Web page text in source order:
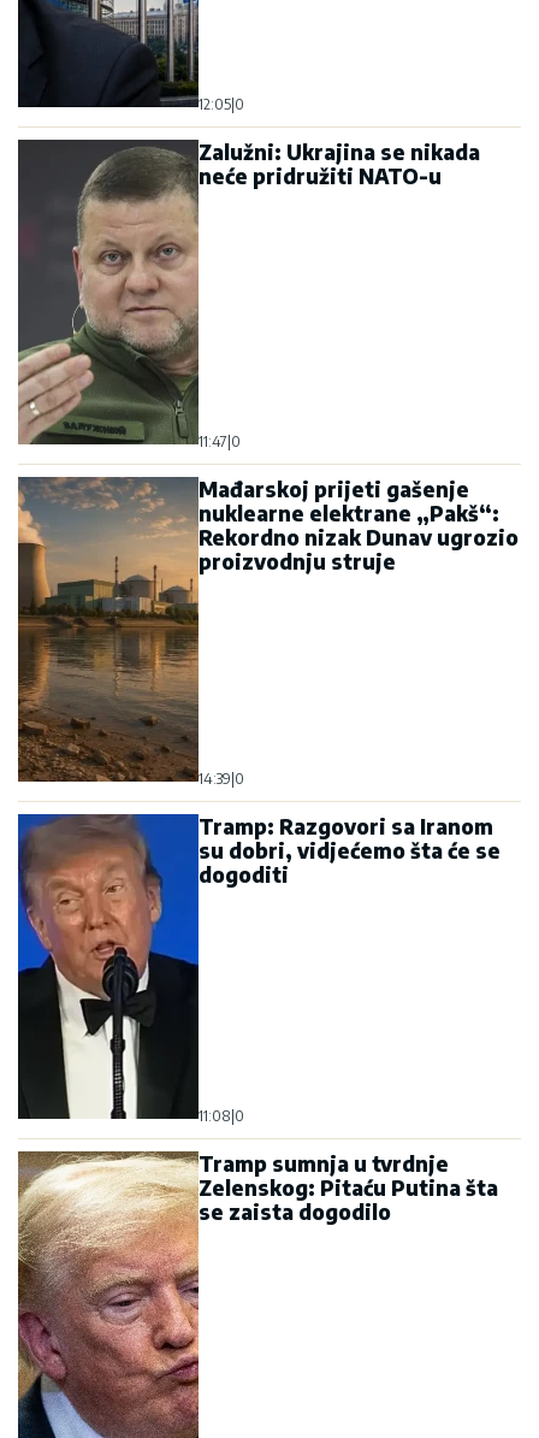
12:05 0
Zalužni: Ukrajina se nikada
neće pridružiti NATO-u
11:47 0
Mađarskoj prijeti gašenje
nuklearne elektrane „Pakš“:
Rekordno nizak Dunav ugrozio
proizvodnju struje
14:39 0
Tramp: Razgovori sa Iranom
su dobri, vidjećemo šta će se
dogoditi
11:08 0
Tramp sumnja u tvrdnje
Zelenskog: Pitaću Putina šta
se zaista dogodilo